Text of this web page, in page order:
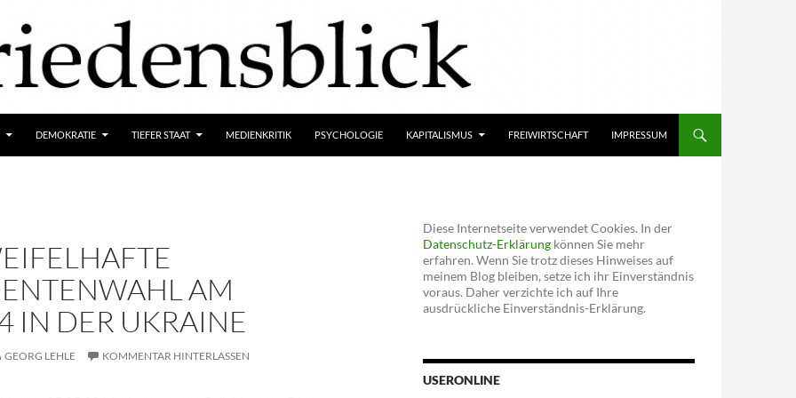
DEMOKRATIE TIEFER STAAT MEDIENKRITIK PSYCHOLOGIE KAPITALISMUS FREIWIRTSCHAFT IMPRESSUM
AM
IN DER UKRAINE
GEORG LEHLE KOMMENTAR HINTERLASSEN
Diese Internetseite verwendet Cookies. In der
Datenschutz-Erklärung können Sie mehr
erfahren. Wenn Sie trotz dieses Hinweises auf
meinem Blog bleiben, setze ich ihr Einverständnis
voraus. Daher verzichte ich auf Ihre
ausdrückliche Einverständnis-Erklärung.
USERONLINE